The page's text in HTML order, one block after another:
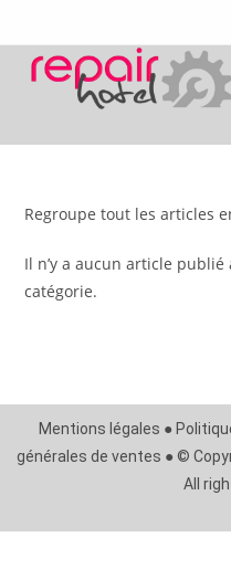
Regroupe tout les articles
Il n’y a aucun article
catégorie.
Mentions légales ●
générales de ventes ● ©
All